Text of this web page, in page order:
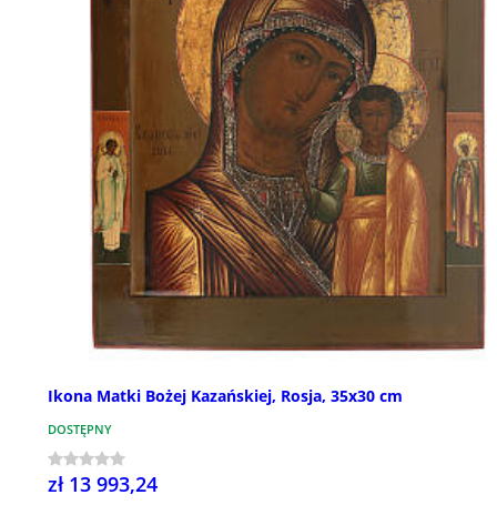
Ikona Matki Bożej Kazańskiej, Rosja, 35x30 cm
DOSTĘPNY
zł 13 993,24